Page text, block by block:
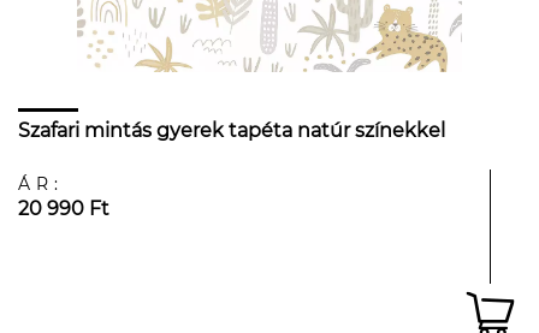
Szafari mintás gyerek tapéta natúr színekkel
ÁR:
20 990 Ft